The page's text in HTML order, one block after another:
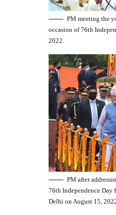
PM meeting the
occasion of 76th
2022.
PM after
76th Independence Day
Delhi on August 15,